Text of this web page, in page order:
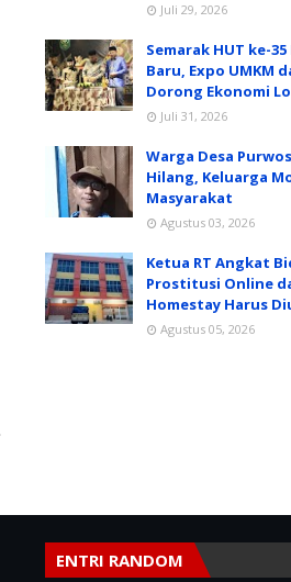
Juli 29, 2026
Semarak HUT ke-
Baru, Expo UMKM
Dorong Ekonomi
Juli 31, 2026
Warga Desa
Hilang, Keluarga
Masyarakat
Agustus 03, 2026
Ketua RT Angkat
Prostitusi Online
Homestay Harus
Agustus 05, 2026
ENTRI RANDOM